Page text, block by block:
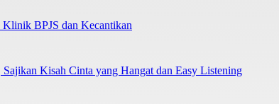
BPJS dan Kecantikan
Kisah Cinta yang Hangat dan Easy Listening